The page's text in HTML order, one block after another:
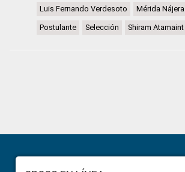
Luis Fernando Verdesoto Mérida Nájera
Postulante Selección Shiram Atamaint